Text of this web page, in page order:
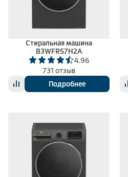
Климатическая техника
Сравнить
Стиральная машина
B3WFR57H2A
4.96
731 отзыв
Подробнее